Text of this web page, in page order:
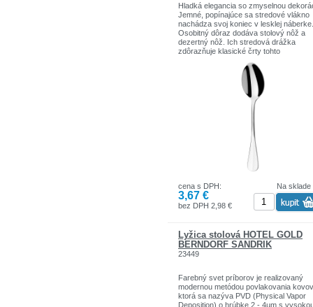
Hladká elegancia so zmyselnou
Jemné, popínajúce sa stredové vlákno
nachádza svoj koniec v lesklej náberke.
Osobitný dôraz dodáva stolový nôž a
dezertný nôž. Ich stredová drážka
zdôrazňuje klasické črty tohto
Casino omámi Vašich hostí pri každej
Typ materiálu:chrómnikel 18/10
Typy povrchovej úpravy:leštené
Vhodné do umývačky riadu:áno
Na sklade
cena s DPH:
3,67 €
bez DPH 2,98 €
Lyžica stolová HOTEL GOLD
BERNDORF SANDRIK
23449
Farebný svet príborov je realizovaný
modernou metódou povlakovania
ktorá sa nazýva PVD (Physical Vapor
Deposition) o hrúbke 2 - 4µm s